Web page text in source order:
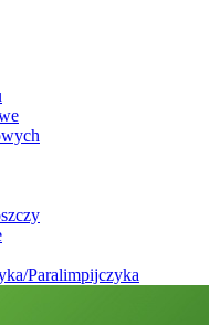
Paralimpijczyka